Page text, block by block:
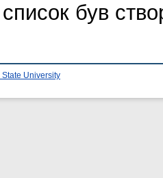
був
State University